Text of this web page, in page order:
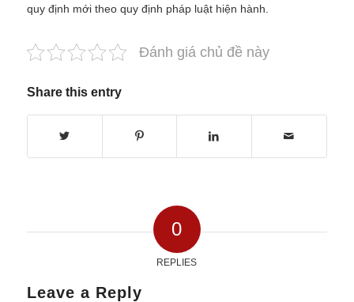
quy định mới theo quy định pháp luật hiện hành.
Đánh giá chủ đề này
Share this entry
0
REPLIES
Leave a Reply